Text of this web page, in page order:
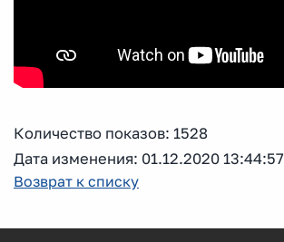
Количество показов: 1528
Дата изменения: 01.12.2020 13:44:57
Возврат к списку